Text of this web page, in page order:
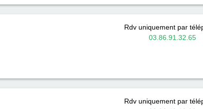
Rdv uniquement par
03.86.91.32.65
Rdv uniquement par